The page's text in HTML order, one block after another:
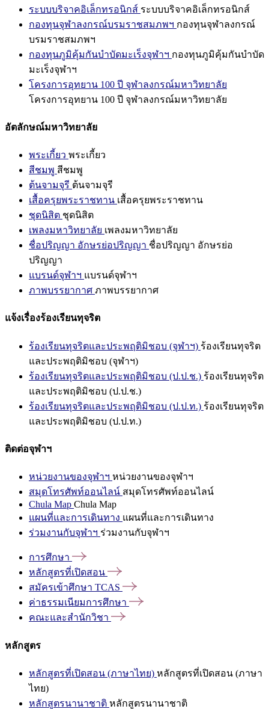
ระบบบริจาคอิเล็กทรอนิกส์ ระบบบริจาคอิเล็กทรอนิกส์
กองทุนจุฬาลงกรณ์บรมราชสมภพฯ กองทุนจุฬาลงกรณ์
บรมราชสมภพฯ
กองทุนภูมิคุ้มกันบำบัดมะเร็งจุฬาฯ กองทุนภูมิคุ้มกันบำบัด
มะเร็งจุฬาฯ
โครงการอุทยาน 100 ปี จุฬาลงกรณ์มหาวิทยาลัย
โครงการอุทยาน 100 ปี จุฬาลงกรณ์มหาวิทยาลัย
อัตลักษณ์มหาวิทยาลัย
พระเกี้ยว พระเกี้ยว
สีชมพู สีชมพู
ต้นจามจุรี ต้นจามจุรี
เสื้อครุยพระราชทาน เสื้อครุยพระราชทาน
ชุดนิสิต ชุดนิสิต
เพลงมหาวิทยาลัย เพลงมหาวิทยาลัย
ชื่อปริญญา อักษรย่อปริญญา ชื่อปริญญา อักษรย่อ
ปริญญา
แบรนด์จุฬาฯ แบรนด์จุฬาฯ
ภาพบรรยากาศ ภาพบรรยากาศ
แจ้งเรื่องร้องเรียนทุจริต
ร้องเรียนทุจริตและประพฤติมิชอบ (จุฬาฯ) ร้องเรียนทุจริต
และประพฤติมิชอบ (จุฬาฯ)
ร้องเรียนทุจริตและประพฤติมิชอบ (ป.ป.ช.) ร้องเรียนทุจริต
และประพฤติมิชอบ (ป.ป.ช.)
ร้องเรียนทุจริตและประพฤติมิชอบ (ป.ป.ท.) ร้องเรียนทุจริต
และประพฤติมิชอบ (ป.ป.ท.)
ติดต่อจุฬาฯ
หน่วยงานของจุฬาฯ หน่วยงานของจุฬาฯ
สมุดโทรศัพท์ออนไลน์ สมุดโทรศัพท์ออนไลน์
Chula Map Chula Map
แผนที่และการเดินทาง แผนที่และการเดินทาง
ร่วมงานกับจุฬาฯ ร่วมงานกับจุฬาฯ
การศึกษา
หลักสูตรที่เปิดสอน
สมัครเข้าศึกษา TCAS
ค่าธรรมเนียมการศึกษา
คณะและสำนักวิชา
หลักสูตร
หลักสูตรที่เปิดสอน (ภาษาไทย) หลักสูตรที่เปิดสอน (ภาษา
ไทย)
หลักสูตรนานาชาติ หลักสูตรนานาชาติ